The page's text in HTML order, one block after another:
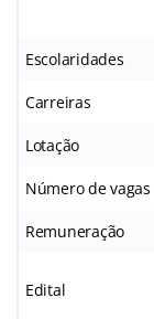
Escolaridades
Carreiras
Lotação
Número de vagas
Remuneração
Edital